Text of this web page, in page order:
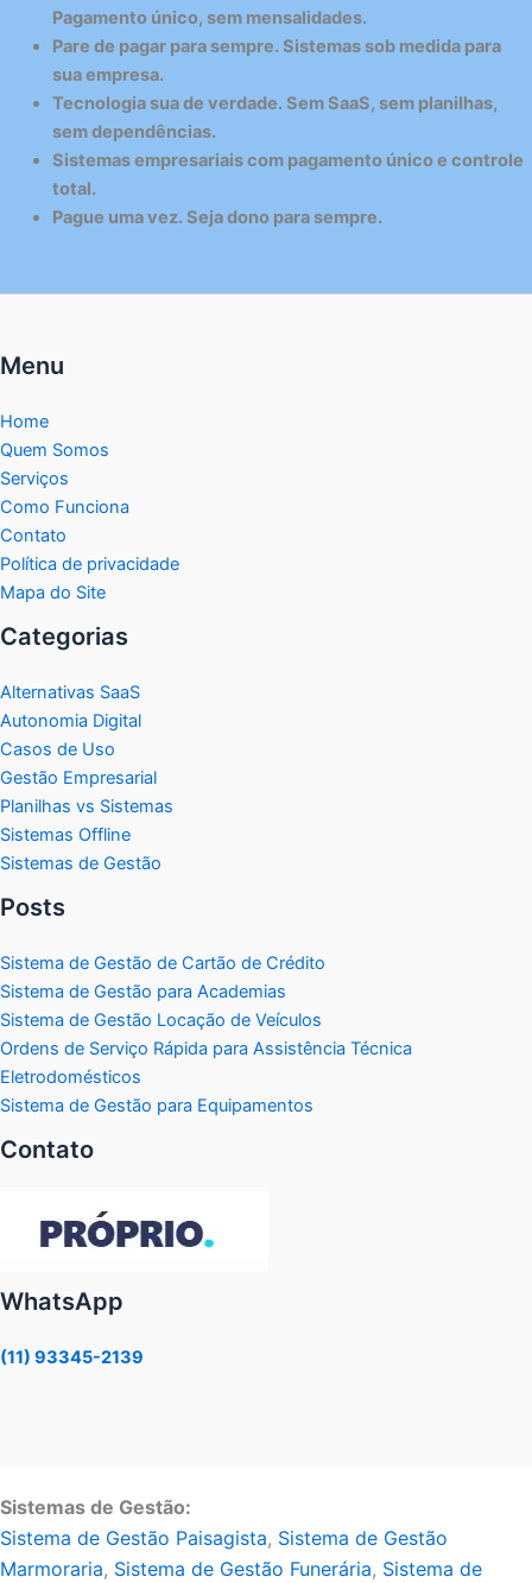
Pagamento único, sem mensalidades.
Pare de pagar para sempre. Sistemas sob medida para
sua empresa.
Tecnologia sua de verdade. Sem SaaS, sem planilhas,
sem dependências.
Sistemas empresariais com pagamento único e controle
total.
Pague uma vez. Seja dono para sempre.
Menu
Home
Quem Somos
Serviços
Como Funciona
Contato
Política de privacidade
Mapa do Site
Categorias
Alternativas SaaS
Autonomia Digital
Casos de Uso
Gestão Empresarial
Planilhas vs Sistemas
Sistemas Offline
Sistemas de Gestão
Posts
Sistema de Gestão de Cartão de Crédito
Sistema de Gestão para Academias
Sistema de Gestão Locação de Veículos
Ordens de Serviço Rápida para Assistência Técnica
Eletrodomésticos
Sistema de Gestão para Equipamentos
Contato
WhatsApp
(11) 93345-2139
Sistemas de Gestão:
Sistema de Gestão Paisagista, Sistema de Gestão
Marmoraria, Sistema de Gestão Funerária, Sistema de